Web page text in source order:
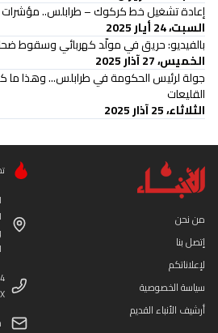
إعادة تشغيل خط كركوك – طرابلس..
السبت، 24 أيار 2025
بالفيديو: حريق في مولّد كهربائي وسقوط
الخميس، 27 آذار 2025
جولة لرئيس الحكومة في طرابلس... وهذا
القليعات
الثلاثاء، 25 آذار 2025
من نحن
إتصل بنا
لإعلاناتكم
سياسة الخصوصية
أرشيف الأنباء القديم